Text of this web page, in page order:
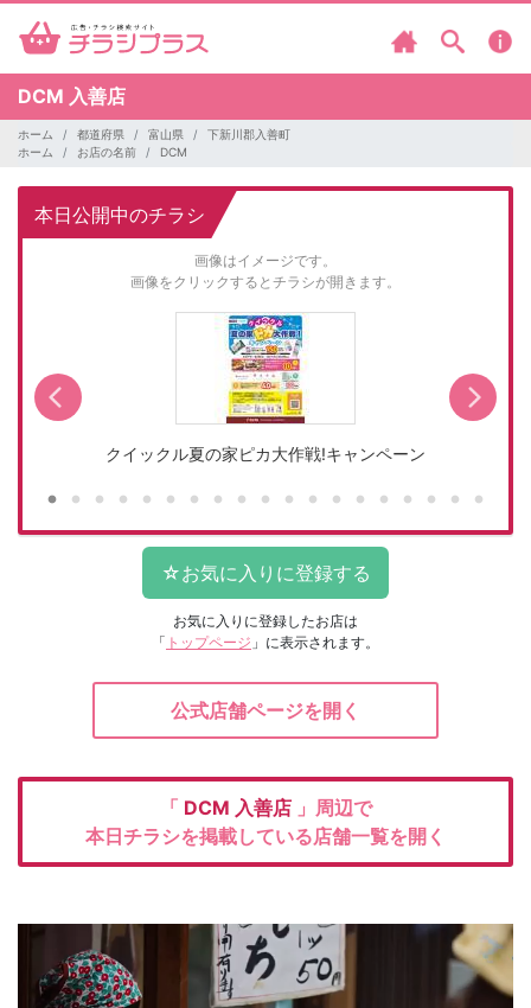
DCM 入善店
ホーム 都道府県 富山県
下新川郡入善町
ホーム
お店の名前 DCM
本日公開中のチラシ
画像はイメージです。
画像をクリックするとチラシが開きます。
クイックル夏の家ピカ大作戦!キャンペーン
お気に入りに登録したお店は
「 トップページ 」に表示されます。
公式店舗ページを開く
「 DCM 入善店 」周辺で
本日チラシを掲載している店舗一覧を開く